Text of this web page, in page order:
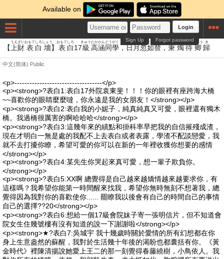
Available on
Login
Forgot password
Sign Up
【 上
うえ
財
ざい
表
おもて
白
しろ
墻
しょう
】 表
おもて
白
しろ
17級
きゅう
高
たか
涵
かん
同
どう
學
がく
，日月
にちげつ
忽
こつ
如
じょ
替
かえ
，秉 燭
しょく
待
たい
卿
きょう
歸
き
中文(简体) Public
<p>-----------------------------------</p>
<p><strong>?表白1:表白17外院袁東斐！！！你的眼裡有座跨海大橋
~~喜歡你的眼睛麼麼噠，你永遠是我的女朋友！</strong></p>
<p><strong>?表白2:表白我的小妮子，純真純真又可愛，眼裡還有獨木
橋。我過橋很厲害的啊哈哈哈</strong></p>
<p><strong>?表白3:這幾年來的績點和掛科率早把我的自信摧殘成渣，
現在才明白一無是處的我配不上去表白或者表露，學渣不配談戀愛，我
就不去打擾你瞭，希望可愛的你可以在新的一年裡收獲你想要的感情
</strong></p>
<p><strong>?表白4:某先生你哭起來真可愛，想一輩子欺負你。
</strong></p>
<p><strong>?表白5:XX啊 總覺得是自己越來越矯情越來越要求你，有
這樣嗎？我希望你能第一時間醒來找我，希望你無時無刻不想著我，總
覺得因為我對你的喜歡使你...... 罷瞭我以後會有自己的時間自己的事情
自己的選擇??20</strong></p>
<p><strong>?表白6:想給一個17級會院妹子寄一張明信片，但不知道會
院女生住幾號樓有沒有知道的說一下謝謝啦</strong></p>
<p><strong>★?表白7:吳城宇 我十幾歲時關於愛情的所有幻想都在你
身上生意盎然的蘇醒，我對於生活幾十年後的渴盼也都囊括有你。《黃
金時代》裡陳清揚說她愛上王二的那一刻覺得春藤繞樹，小鳥依人。我